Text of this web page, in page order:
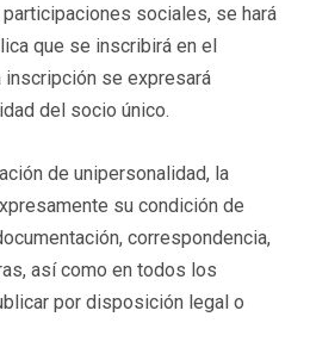
sociales, se hará
que se inscribirá en el
inscripción se expresará
del socio único.
de unipersonalidad, la
su condición de
correspondencia,
así como en todos los
por disposición legal o